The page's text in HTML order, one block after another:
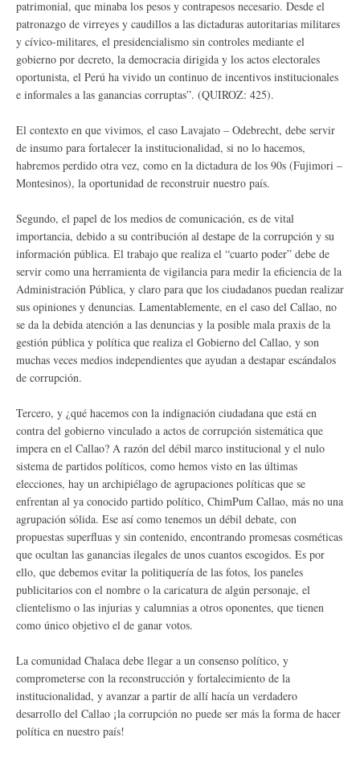
patrimonial, que minaba los pesos y contrapesos necesario. Desde el
patronazgo de virreyes y caudillos a las dictaduras autoritarias militares
y cívico-militares, el presidencialismo sin controles mediante el
gobierno por decreto, la democracia dirigida y los actos electorales
oportunista, el Perú ha vivido un continuo de incentivos institucionales
e informales a las ganancias corruptas”. (QUIROZ: 425).
El contexto en que vivimos, el caso Lavajato – Odebrecht, debe servir
de insumo para fortalecer la institucionalidad, si no lo hacemos,
habremos perdido otra vez, como en la dictadura de los 90s (Fujimori –
Montesinos), la oportunidad de reconstruir nuestro país.
Segundo, el papel de los medios de comunicación, es de vital
importancia, debido a su contribución al destape de la corrupción y su
información pública. El trabajo que realiza el “cuarto poder” debe de
servir como una herramienta de vigilancia para medir la eficiencia de la
Administración Pública, y claro para que los ciudadanos puedan realizar
sus opiniones y denuncias. Lamentablemente, en el caso del Callao, no
se da la debida atención a las denuncias y la posible mala praxis de la
gestión pública y política que realiza el Gobierno del Callao, y son
muchas veces medios independientes que ayudan a destapar escándalos
de corrupción.
Tercero, y ¿qué hacemos con la indignación ciudadana que está en
contra del gobierno vinculado a actos de corrupción sistemática que
impera en el Callao? A razón del débil marco institucional y el nulo
sistema de partidos políticos, como hemos visto en las últimas
elecciones, hay un archipiélago de agrupaciones políticas que se
enfrentan al ya conocido partido político, ChimPum Callao, más no una
agrupación sólida. Ese así como tenemos un débil debate, con
propuestas superfluas y sin contenido, encontrando promesas cosméticas
que ocultan las ganancias ilegales de unos cuantos escogidos. Es por
ello, que debemos evitar la politiquería de las fotos, los paneles
publicitarios con el nombre o la caricatura de algún personaje, el
clientelismo o las injurias y calumnias a otros oponentes, que tienen
como único objetivo el de ganar votos.
La comunidad Chalaca debe llegar a un consenso político, y
comprometerse con la reconstrucción y fortalecimiento de la
institucionalidad, y avanzar a partir de allí hacía un verdadero
desarrollo del Callao ¡la corrupción no puede ser más la forma de hacer
política en nuestro país!